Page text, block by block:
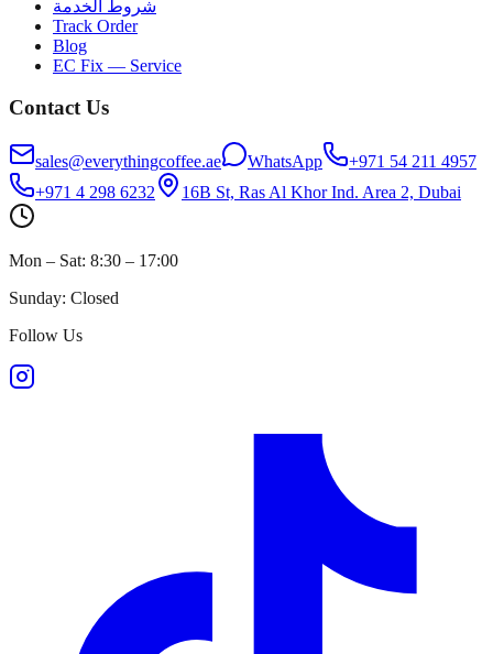
شروط الخدمة
Track Order
Blog
EC Fix — Service
Contact Us
sales@everythingcoffee.ae WhatsApp
+971 54 211 4957
+971 4 298 6232
16B St, Ras Al Khor Ind. Area 2, Dubai
Mon – Sat: 8:30 – 17:00
Sunday: Closed
Follow Us